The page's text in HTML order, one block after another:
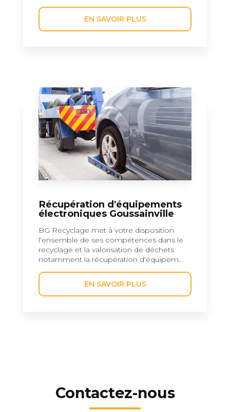
EN SAVOIR PLUS
Récupération d'équipements
électroniques Goussainville
BG Recyclage met à votre disposition
l'ensemble de ses compétences dans le
recyclage et la valorisation de déchets
notamment la récupération d'équipem...
EN SAVOIR PLUS
Contactez-nous